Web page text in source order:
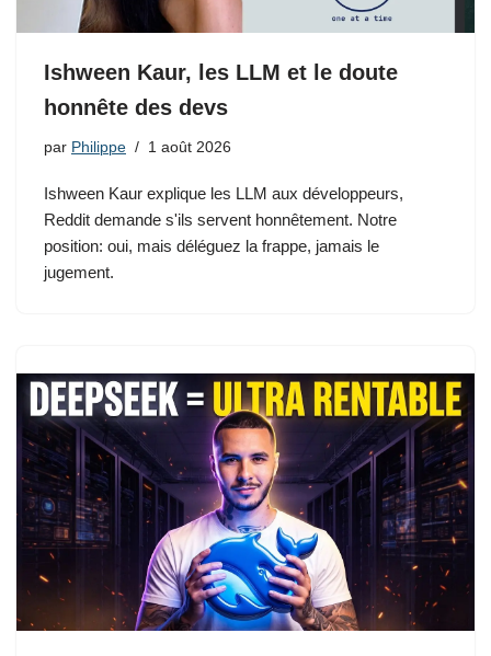
Ishween Kaur, les LLM et le doute
honnête des devs
par Philippe 1 août 2026
Ishween Kaur explique les LLM aux développeurs,
Reddit demande s'ils servent honnêtement. Notre
position: oui, mais déléguez la frappe, jamais le
jugement.